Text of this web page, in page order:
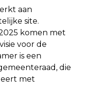
aan
site.
komen met
voor de
is een
die
met